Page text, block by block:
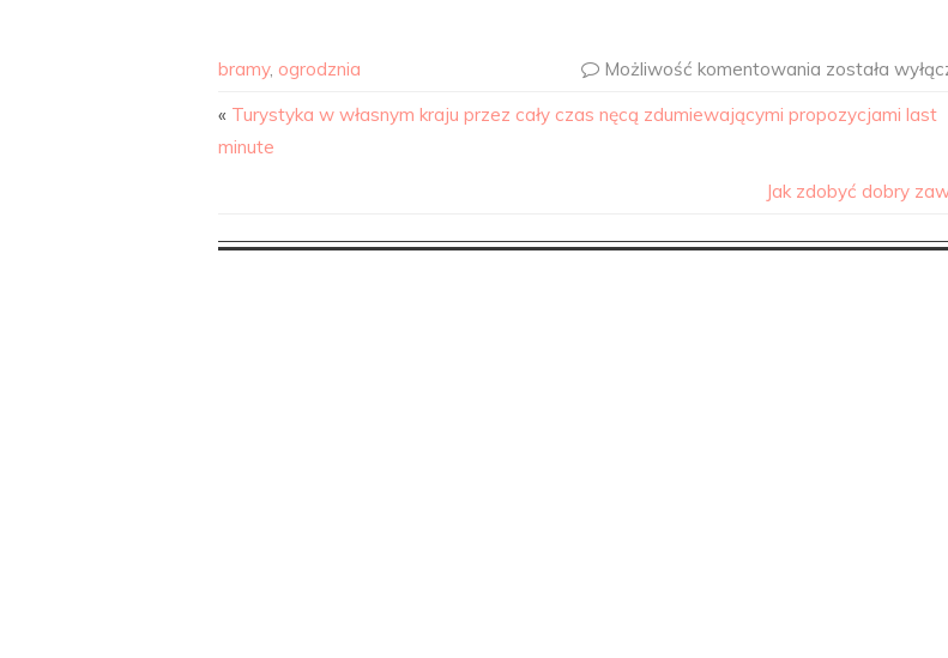
bramy, ogrodznia Możliwość komentowania została
« Turystyka w własnym kraju przez cały czas nęcą zdumiewającymi propozycjami last
minute
Jak zdobyć dobry